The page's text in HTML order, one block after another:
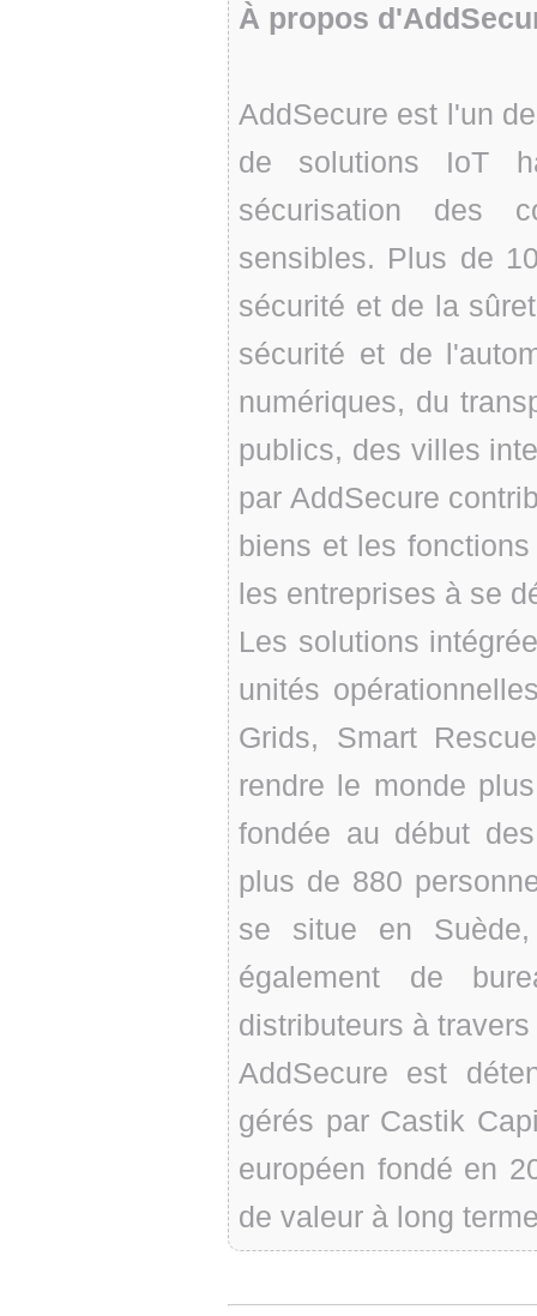
À propos
AddSecure est l'un
de solutions IoT
sécurisation des
sensibles. Plus de
sécurité et de la
sécurité et de
numériques, du
publics, des villes
par AddSecure
biens et les
les entreprises à se
Les solutions
unités
Grids, Smart
rendre le monde
fondée au début
plus de 880
se situe en
également de
distributeurs à
AddSecure est
gérés par Castik
européen fondé en
de valeur à long